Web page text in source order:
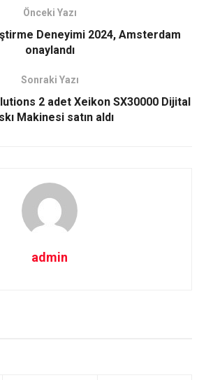
Önceki Yazı
Deneyimi 2024, Amsterdam
onaylandı
Sonraki Yazı
2 adet Xeikon SX30000 Dijital
Makinesi satın aldı
admin